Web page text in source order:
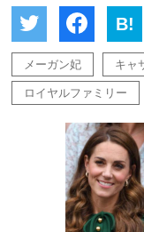
B!
メーガン妃 キャ
ロイヤルファミリー